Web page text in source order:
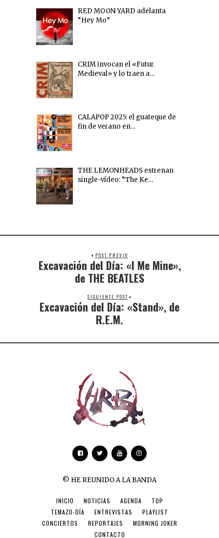
RED MOON YARD adelanta
“Hey Mo”
CRIM invocan el «Futur
Medieval» y lo traen a…
CALAPOP 2025: el guateque de
fin de verano en…
THE LEMONHEADS estrenan
single-vídeo: “The Ke…
POST PREVIO
Excavación del Día: «I Me Mine»,
de THE BEATLES
SIGUIENTE POST
Excavación del Día: «Stand», de
R.E.M.
© HE REUNIDO A LA BANDA
INICIO NOTICIAS AGENDA
TOP
TEMAZO-DÍA
ENTREVISTAS
PLAYLIST
CONCIERTOS
REPORTAJES
MORNING JOKER
CONTACTO